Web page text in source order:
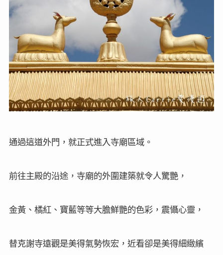
通過這道外門，就正式進入寺廟區域。
前往主殿的沿途，寺廟的外圍建築就令人驚艷，
金黃、橘紅、寶藍等等大膽鮮艷的色彩，震懾心靈，
替克謝寺遠觀是美得氣勢恢宏，近看卻是美得細緻繽